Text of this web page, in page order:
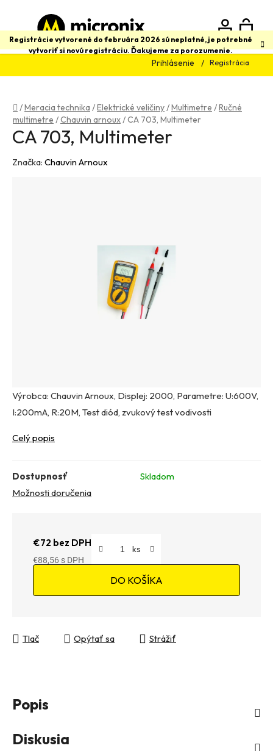
obsah
Registrácie vytvorené do februára 2026 sú neplatné, je potrebné
vytvoriť si novú registráciu. Ďakujeme za porozumenie.
Prihlásenie Registrácia
Hľadať
Domov
/Meracia technika /Elektrické veličiny/Multimetre /Ručné
multimetre /Chauvin arnoux/CA 703, Multimeter
Výrobca: Chauvin Arnoux, Displej: 2000, Parametre: U:600V,
I:200mA, R:20M, Test diód, zvukový test vodivosti
Celý popis
Dostupnosť
Skladom
Možnosti doručenia
€72 bez DPH
€88,56
DO KOŠÍKA
Tlač Opýtať sa Strážiť
CA 703, Multimeter
Značka: Chauvin Arnoux
Popis
Diskusia